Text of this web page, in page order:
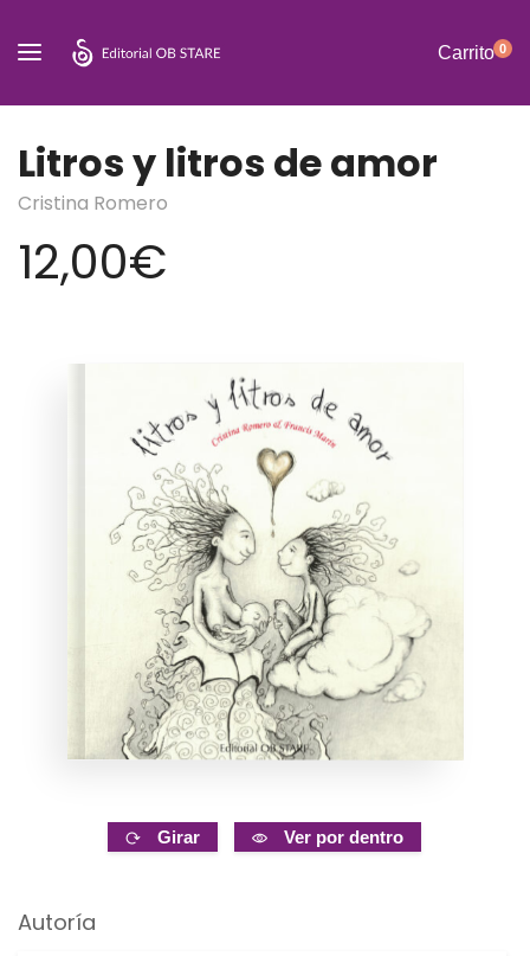
Carrito0
Litros y litros de amor
Cristina Romero
12,00€
Girar Ver por dentro
Autoría